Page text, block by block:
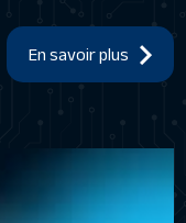
En savoir plus